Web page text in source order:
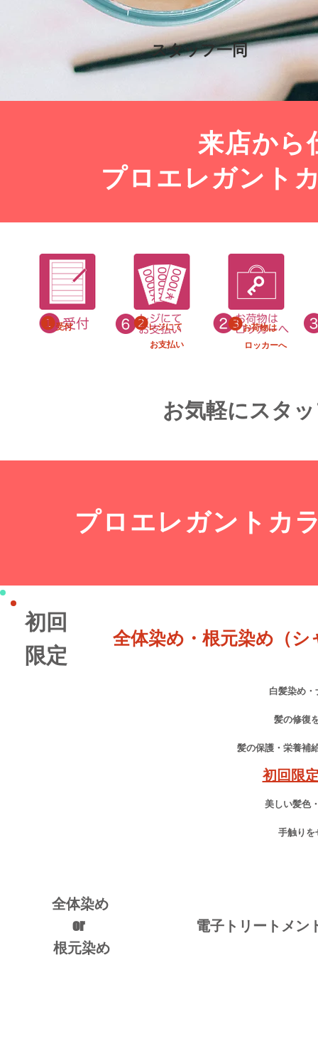
​スタッフ一同
来店か
プロエレガント
​❶受付 ​❷レジにて
​ お支払い
​❸お荷物は
​ ロッカーへ
お気軽にスタ
プロエレガントカ
初回
限定
全体染め・根元染め（
白髪染め
髪の修復
髪の保護・栄養補
初回限
美しい髪色
手触りを
全体染め
or
根元染め
電子トリートメン